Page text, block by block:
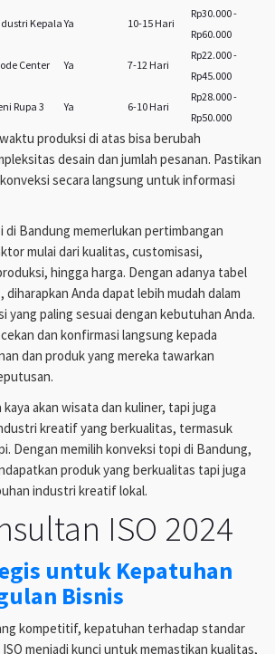
KepalaYa 10-15 Hari
Rp30.000 -
Rp60.000
Center Ya 7-12 Hari
Rp22.000 -
Rp45.000
Rupa 3 Ya 6-10 Hari
Rp28.000 -
Rp50.000
produksi di atas bisa berubah
desain dan jumlah pesanan. Pastikan
secara langsung untuk informasi
di Bandung memerlukan pertimbangan
mulai dari kualitas, customisasi,
hingga harga. Dengan adanya tabel
Anda dapat lebih mudah dalam
yang paling sesuai dengan kebutuhan Anda.
dan konfirmasi langsung kepada
dan produk yang mereka tawarkan
akan wisata dan kuliner, tapi juga
kreatif yang berkualitas, termasuk
Dengan memilih konveksi topi di Bandung,
produk yang berkualitas tapi juga
industri kreatif lokal.
ISO 2024
untuk Kepatuhan
Bisnis
kompetitif, kepatuhan terhadap standar
menjadi kunci untuk memastikan kualitas,